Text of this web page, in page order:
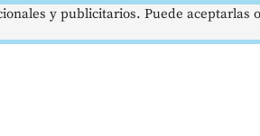
y publicitarios. Puede aceptarlas